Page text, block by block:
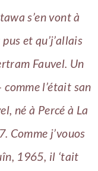
s’en vont à
et qu’j’allais
Fauvel. Un
l’était san
né à Percé à La
Comme j’vouos
1965, il ‘tait